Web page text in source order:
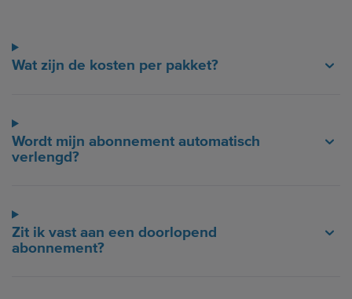
Wat zijn de kosten per pakket?
Wordt mijn abonnement automatisch
verlengd?
Zit ik vast aan een doorlopend
abonnement?